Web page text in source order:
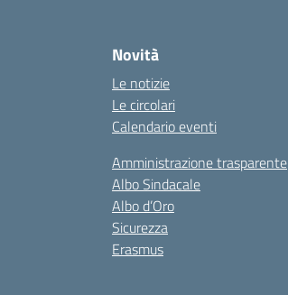
Novità
Le notizie
Le circolari
Calendario eventi
Amministrazione trasparente
Albo Sindacale
Albo d’Oro
Sicurezza
Erasmus